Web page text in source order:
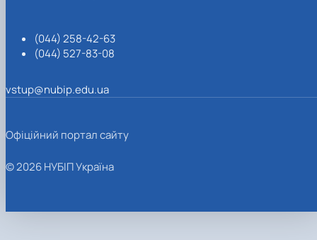
(044) 258-42-63
(044) 527-83-08
vstup@nubip.edu.ua
Офіційний портал сайту
© 2026 НУБІП Україна